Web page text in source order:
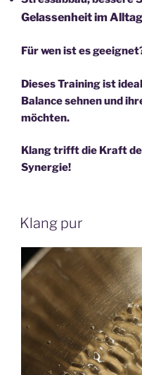
Gelassenheit im Alltag
Für wen ist es
Dieses Training ist
Balance sehnen und
möchten.
Klang trifft die Kraft
Synergie!
Klang pur